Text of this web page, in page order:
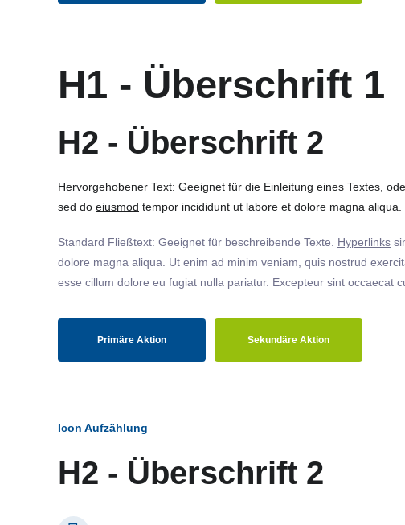
H1 - Überschrift 1
H2 - Überschrift 2
Hervorgehobener Text: Geeignet für die Einleitung eines Textes,
sed do eiusmod tempor incididunt ut labore et dolore magna
Standard Fließtext: Geeignet für beschreibende Texte. Hyperlinks
dolore magna aliqua. Ut enim ad minim veniam, quis nostrud
esse cillum dolore eu fugiat nulla pariatur. Excepteur sint occaecat
Primäre Aktion Sekundäre Aktion
Icon Aufzählung
H2 - Überschrift 2